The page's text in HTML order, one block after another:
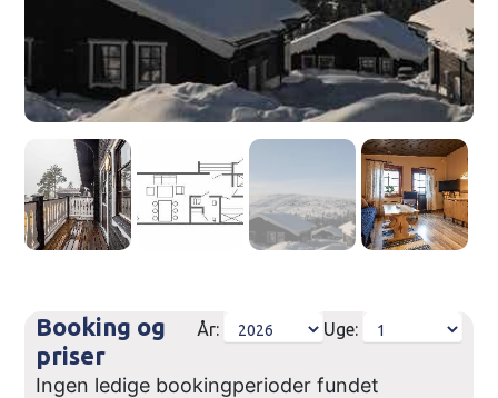
Booking og
priser
År: Uge:
Ingen ledige bookingperioder fundet